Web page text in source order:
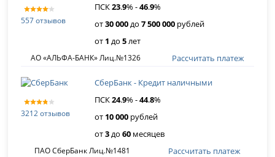
557 отзывов
ПСК23.9% -46.9%
от30 000до7 500 000 рублей
от 1 до5лет
АО «АЛЬФА-БАНК» Лиц.№1326 Рассчитать платеж
3212 отзывов
СберБанк - Кредит наличными
ПСК24.9% -44.8%
от 10 000 рублей
от3до60 месяцев
ПАО СберБанк Лиц.№1481 Рассчитать платеж